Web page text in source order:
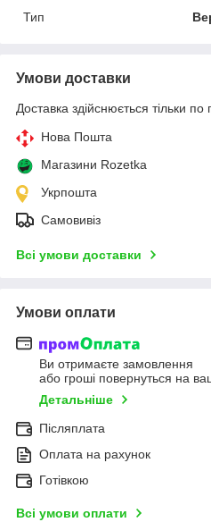
Тип
Умови доставки
Доставка здійснюється тільки по
Нова Пошта
Магазини Rozetka
Укрпошта
Самовивіз
Всі умови доставки
Умови оплати
Ви отримаєте замовлення
або гроші повернуться на
Детальніше
Післяплата
Оплата на рахунок
Готівкою
Всі умови оплати